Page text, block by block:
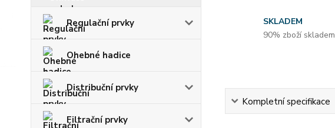
Regulační prvky
Ohebné hadice
Distribuční prvky
Filtrační prvky
SKLADEM
90% zboží skladem
Kompletní specifikace